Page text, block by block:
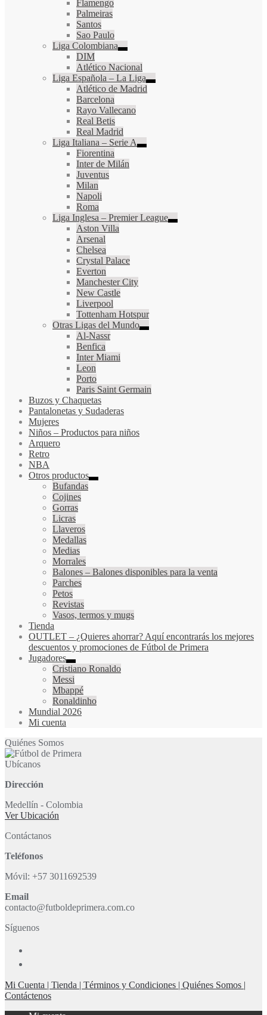
Flamengo
Palmeiras
Santos
Sao Paulo
Liga Colombiana
DIM
Atlético Nacional
Liga Española – La Liga
Atlético de Madrid
Barcelona
Rayo Vallecano
Real Betis
Real Madrid
Liga Italiana – Serie A
Fiorentina
Inter de Milán
Juventus
Milan
Napoli
Roma
Liga Inglesa – Premier League
Aston Villa
Arsenal
Chelsea
Crystal Palace
Everton
Manchester City
New Castle
Liverpool
Tottenham Hotspur
Otras Ligas del Mundo
Al-Nassr
Benfica
Inter Miami
Leon
Porto
Paris Saint Germain
Buzos y Chaquetas
Pantalonetas y Sudaderas
Mujeres
Niños – Productos para niños
Arquero
Retro
NBA
Otros productos
Bufandas
Cojines
Gorras
Licras
Llaveros
Medallas
Medias
Morrales
Balones – Balones disponibles para la venta
Parches
Petos
Revistas
Vasos, termos y mugs
Tienda
OUTLET – ¿Quieres ahorrar? Aquí encontrarás los mejores
descuentos y promociones de Fútbol de Primera
Jugadores
Cristiano Ronaldo
Messi
Mbappé
Ronaldinho
Mundial 2026
Mi cuenta
Quiénes Somos
Ubícanos
Dirección
Medellín - Colombia
Ver Ubicación
Contáctanos
Teléfonos
Móvil: +57 3011692539
Email
contacto@futboldeprimera.com.co
Síguenos
Mi Cuenta | Tienda | Términos y Condiciones | Quiénes Somos |
Contáctenos